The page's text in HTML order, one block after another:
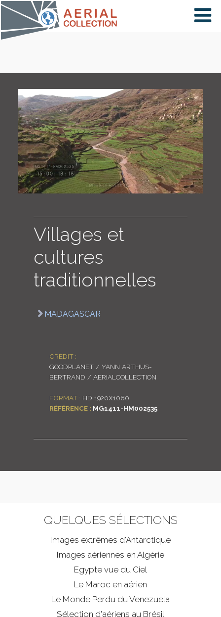
×
PAYS
CARTE
COLLECTIONS
Villages et
cultures
traditionnelles
MADAGASCAR
CRÉDIT :
GOODPLANET / YANN ARTHUS-
BERTRAND / AERIALCOLLECTION
FORMAT : HD 1920X1080
RÉFÉRENCE : MG1411-HM002535
QUELQUES SÉLECTIONS
Images extrêmes d'Antarctique
Images aériennes en Algérie
Egypte vue du Ciel
Le Maroc en aérien
Le Monde Perdu du Venezuela
Sélection d'aériens au Brésil